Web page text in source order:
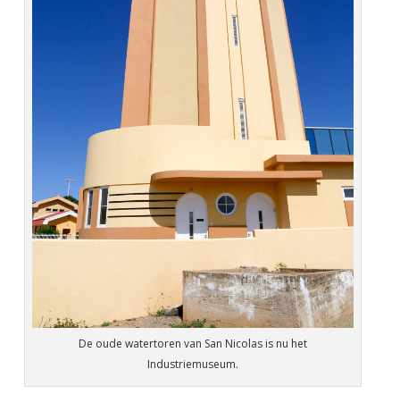
De oude watertoren van San Nicolas is nu het
Industriemuseum.